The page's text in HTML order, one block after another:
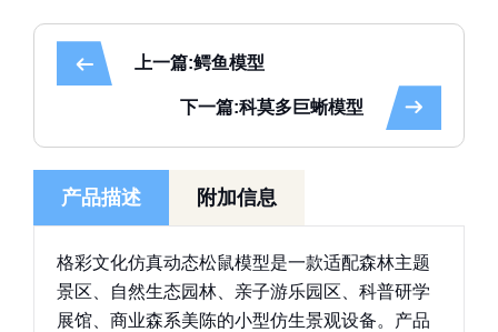
上一篇:鳄鱼模型
下一篇:科莫多巨蜥模型
产品描述 附加信息
格彩文化仿真动态松鼠模型是一款适配森林主题
景区、自然生态园林、亲子游乐园区、科普研学
展馆、商业森系美陈的小型仿生景观设备。产品